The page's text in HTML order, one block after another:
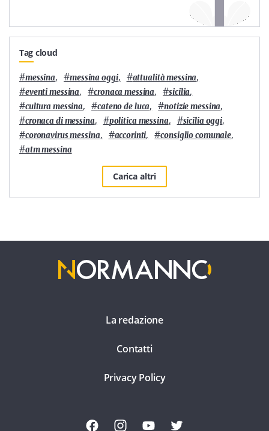
Tag cloud
#messina, #messina oggi, #attualità messina,
#eventi messina, #cronaca messina, #sicilia,
#cultura messina, #cateno de luca, #notizie messina,
#cronaca di messina, #politica messina, #sicilia oggi,
#coronavirus messina, #accorinti, #consiglio comunale,
#atm messina
Carica altri
La redazione
Contatti
Privacy Policy